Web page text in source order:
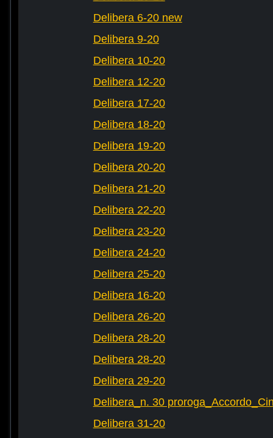
Delibera 6-20 new
Delibera 9-20
Delibera 10-20
Delibera 12-20
Delibera 17-20
Delibera 18-20
Delibera 19-20
Delibera 20-20
Delibera 21-20
Delibera 22-20
Delibera 23-20
Delibera 24-20
Delibera 25-20
Delibera 16-20
Delibera 26-20
Delibera 28-20
Delibera 28-20
Delibera 29-20
Delibera_n. 30
Delibera 31-20